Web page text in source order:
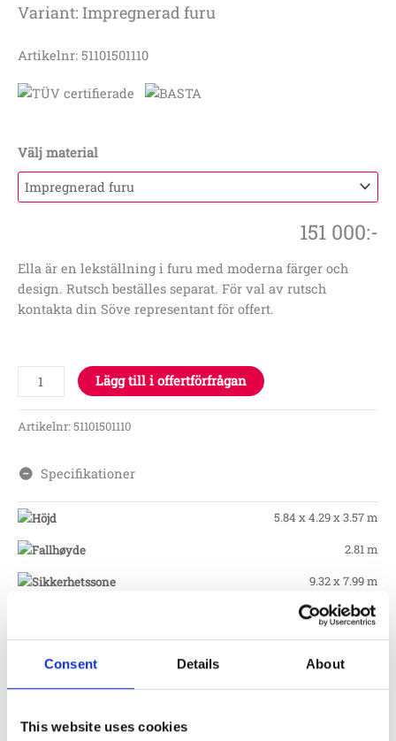
Consent Details About
This website uses cookies
Variant: Impregnerad furu
Artikelnr: 51101501110
Välj material
151 000:-
Ella är en lekställning i furu med moderna färger och
design. Rutsch beställes separat. För val av rutsch
kontakta din Söve representant för offert.
Lägg till i offertförfrågan
Artikelnr:51101501110
Specifikationer
5.84 x 4.29 x 3.57 m
2.81 m
9.32 x 7.99 m
3 – 9 år
Fundament
Skötsel